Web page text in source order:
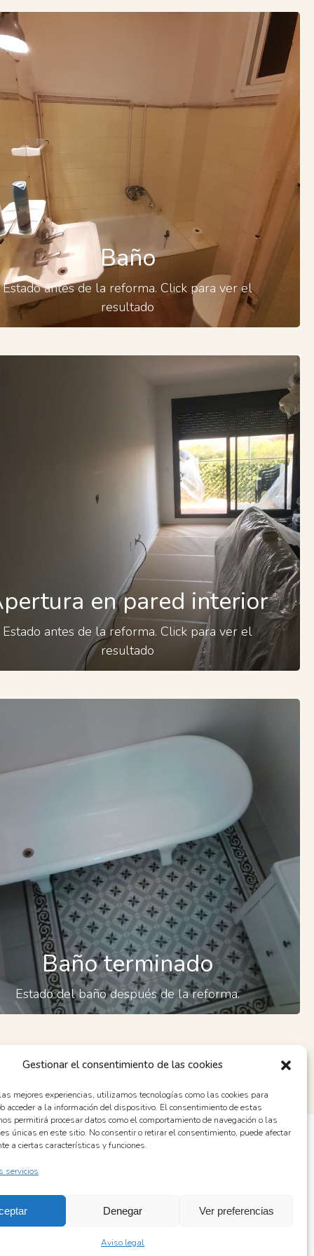
Gestionar el consentimiento de las cookies
mejores experiencias, utilizamos tecnologías como las cookies para
acceder a la información del dispositivo. El consentimiento de estas
permitirá procesar datos como el comportamiento de navegación o las
únicas en este sitio. No consentir o retirar el consentimiento, puede afectar
a ciertas características y funciones.
servicios
Denegar Ver preferencias
Aviso legal
Baño
Estado antes de la reforma. Click para ver el
resultado
Baño
Tras la reforma.
en pared interior
Estado antes de la reforma. Click para ver el
resultado
Apertura en pared interior
Tras la reforma.
Baño terminado
Estado del baño después de la reforma.
Baño terminado
Es importante mantener un baño en buenas
condiciones.
miguelangelbarbado@hotmail.com | tel.